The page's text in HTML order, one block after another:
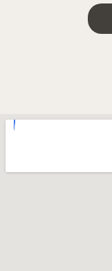
Come funziona